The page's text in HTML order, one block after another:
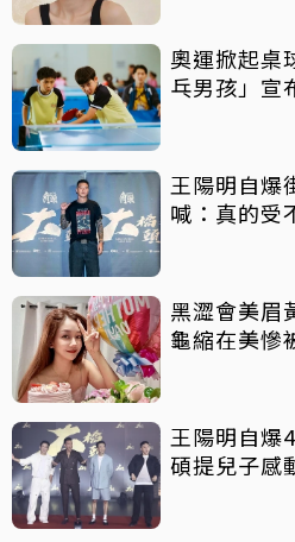
奧運掀起桌
乓男孩」宣
王陽明自爆
喊：真的受
黑澀會美眉
龜縮在美慘
王陽明自爆
碩提兒子感